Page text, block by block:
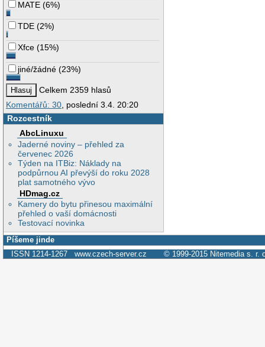
MATE (6%)
TDE (2%)
Xfce (15%)
jiné/žádné (23%)
Celkem 2359 hlasů
Komentářů: 30, poslední 3.4. 20:20
Rozcestník
AbcLinuxu
Jaderné noviny – přehled za
červenec 2026
Týden na ITBiz: Náklady na
podpůrnou AI převýší do roku 2028
plat samotného vývo
HDmag.cz
Kamery do bytu přinesou maximální
přehled o vaší domácnosti
Testovací novinka
Píšeme jinde
ISSN 1214-1267 www.czech-server.cz © 1999-2015 Nitemedia s. r.